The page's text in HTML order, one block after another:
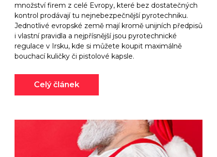
množství firem z celé Evropy, které bez dostatečných
kontrol prodávají tu nejnebezpečnější pyrotechniku.
Jednotlivé evropské země mají kromě unijních předpisů
i vlastní pravidla a nejpřísnější jsou pyrotechnické
regulace v Irsku, kde si můžete koupit maximálně
bouchací kuličky či pistolové kapsle.
Celý článek